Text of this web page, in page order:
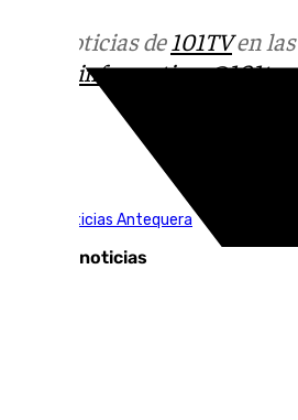
Más noticias de 101TVen
101TV Noticias Antequera
Últimas noticias